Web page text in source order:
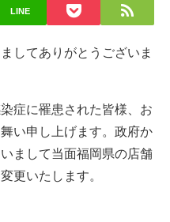
LINE
してありがとうございま
症に罹患された皆様、お
い申し上げます。政府か
まして当面福岡県の店舗
更いたします。